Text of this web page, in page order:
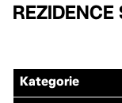
Kategorie